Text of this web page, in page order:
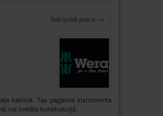
Sekojošā prece →
kakliņā. Tas pagarina instrumenta
vai metāla konstrukcijā.